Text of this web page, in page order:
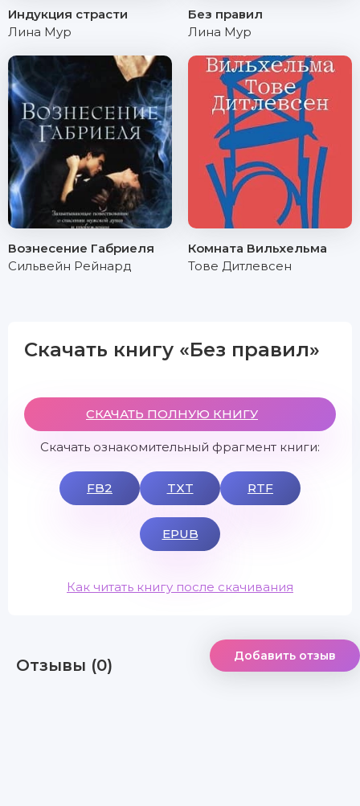
Индукция страсти
Лина Мур
Без правил
Лина Мур
Вознесение Габриеля
Сильвейн Рейнард
Комната Вильхельма
Тове Дитлевсен
Скачать книгу «Без правил»
СКАЧАТЬ ПОЛНУЮ КНИГУ
Скачать ознакомительный фрагмент книги:
FB2 TXT RTF
EPUB
Как читать книгу после скачивания
Отзывы (0) Добавить отзыв